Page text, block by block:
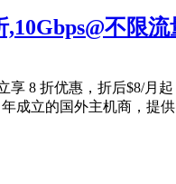
不限流
8 折优惠，折后$8/
成立的国外主机商，提